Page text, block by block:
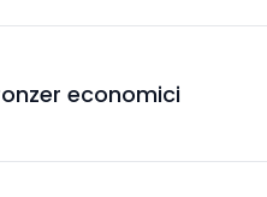
economici